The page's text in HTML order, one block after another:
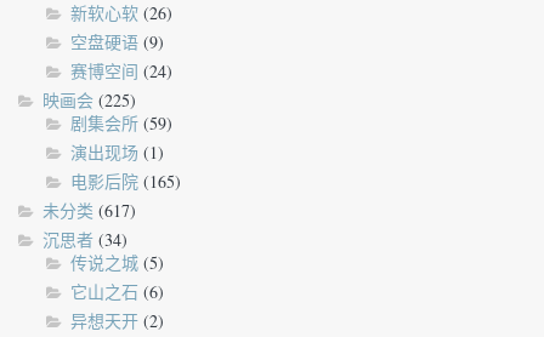
新软心软 (26)
空盘硬语 (9)
赛博空间 (24)
映画会 (225)
剧集会所 (59)
演出现场 (1)
电影后院 (165)
未分类 (617)
沉思者 (34)
传说之城 (5)
它山之石 (6)
异想天开 (2)